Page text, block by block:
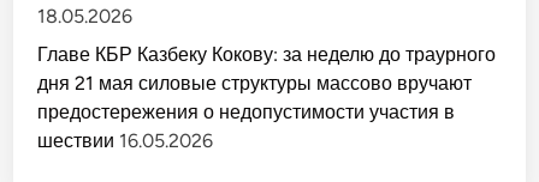
18.05.2026
Главе КБР Казбеку Кокову: за неделю до траурного
дня 21 мая силовые структуры массово вручают
предостережения о недопустимости участия в
шествии 16.05.2026